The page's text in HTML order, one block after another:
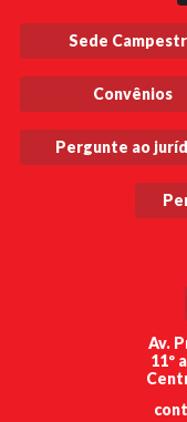
Sede
Convênios
Pergunte ao
Av.
11º